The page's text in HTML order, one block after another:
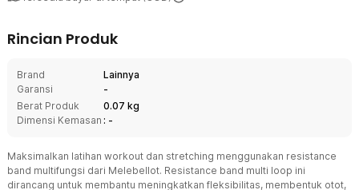
Rincian Produk
Brand
Lainnya
Garansi
-
Berat Produk
0.07 kg
Dimensi Kemasan : -
Maksimalkan latihan workout dan stretching menggunakan resistance
band multifungsi dari Melebellot. Resistance band multi loop ini
dirancang untuk membantu meningkatkan fleksibilitas, membentuk otot,